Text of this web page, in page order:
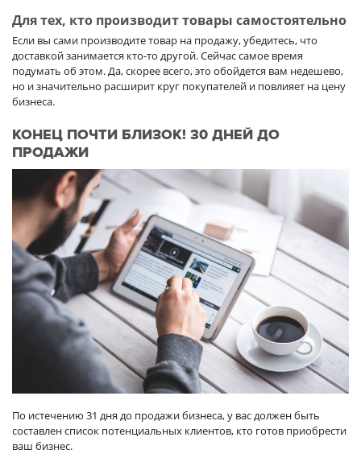
Для тех, кто производит товары самостоятельно
Если вы сами производите товар на продажу, убедитесь, что
доставкой занимается кто-то другой. Сейчас самое время
подумать об этом. Да, скорее всего, это обойдется вам недешево,
но и значительно расширит круг покупателей и повлияет на цену
бизнеса.
КОНЕЦ ПОЧТИ БЛИЗОК! 30 ДНЕЙ ДО
ПРОДАЖИ
По истечению 31 дня до продажи бизнеса, у вас должен быть
составлен список потенциальных клиентов, кто готов приобрести
ваш бизнес.